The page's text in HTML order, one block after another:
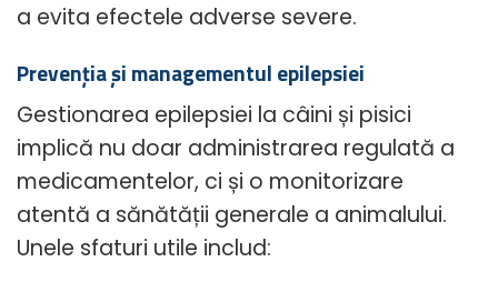
a evita efectele adverse severe.
Prevenția și managementul epilepsiei
Gestionarea epilepsiei la câini și pisici
implică nu doar administrarea regulată a
medicamentelor, ci și o monitorizare
atentă a sănătății generale a animalului.
Unele sfaturi utile includ: